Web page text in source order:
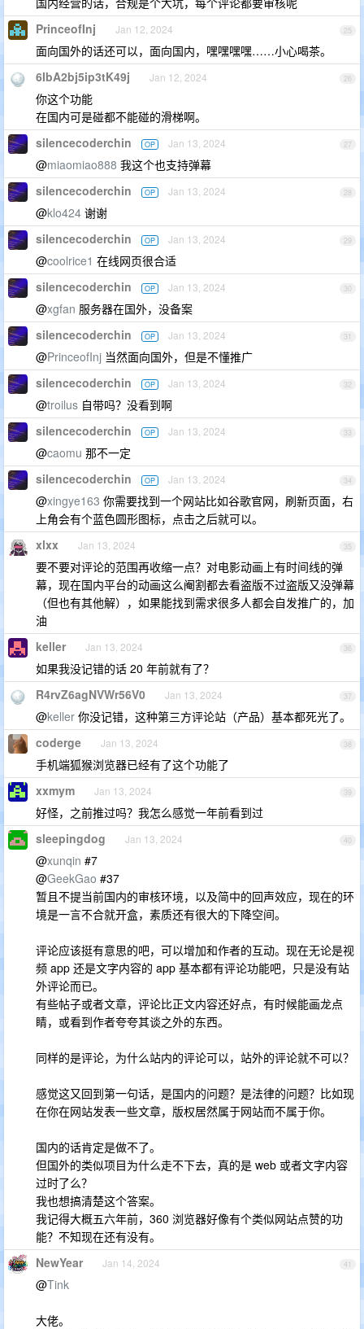
25
PrinceofInj Jan 12, 2024
面向国外的话还可以，面向国内，嘿嘿嘿嘿……小心喝茶。
26
6IbA2bj5ip3tK49j Jan 12, 2024
你这个功能
在国内可是碰都不能碰的滑梯啊。
27
silencecoderchin OP Jan 13, 2024
@miaomiao888 我这个也支持弹幕
28
silencecoderchin OP Jan 13, 2024
@klo424 谢谢
29
silencecoderchin OP Jan 13, 2024
@coolrice1 在线网页很合适
30
silencecoderchin OP Jan 13, 2024
@xgfan 服务器在国外，没备案
31
silencecoderchin OP Jan 13, 2024
@PrinceofInj 当然面向国外，但是不懂推广
32
silencecoderchin OP Jan 13, 2024
@troilus 自带吗？没看到啊
33
silencecoderchin OP Jan 13, 2024
@caomu 那不一定
34
silencecoderchin OP Jan 13, 2024
@xingye163 你需要找到一个网站比如谷歌官网，刷新页面，右
上角会有个蓝色圆形图标，点击之后就可以。
35
xlxx Jan 13, 2024
要不要对评论的范围再收缩一点？对电影动画上有时间线的弹
幕，现在国内平台的动画这么阉割都去看盗版不过盗版又没弹幕
（但也有其他解），如果能找到需求很多人都会自发推广的，加
油
36
keller Jan 13, 2024
如果我没记错的话 20 年前就有了？
37
R4rvZ6agNVWr56V0 Jan 13, 2024
@keller 你没记错，这种第三方评论站（产品）基本都死光了。
38
coderge Jan 13, 2024
手机端狐猴浏览器已经有了这个功能了
39
xxmym Jan 13, 2024
好怪，之前推过吗？我怎么感觉一年前看到过
40
sleepingdog Jan 13, 2024
@xunqin #7
@GeekGao #37
暂且不提当前国内的审核环境，以及简中的回声效应，现在的环
境是一言不合就开盒，素质还有很大的下降空间。
评论应该挺有意思的吧，可以增加和作者的互动。现在无论是视
频 app 还是文字内容的 app 基本都有评论功能吧，只是没有站
外评论而已。
有些帖子或者文章，评论比正文内容还好点，有时候能画龙点
睛，或看到作者夸夸其谈之外的东西。
同样的是评论，为什么站内的评论可以，站外的评论就不可以？
感觉这又回到第一句话，是国内的问题？是法律的问题？比如现
在你在网站发表一些文章，版权居然属于网站而不属于你。
国内的话肯定是做不了。
但国外的类似项目为什么走不下去，真的是 web 或者文字内容
过时了么？
我也想搞清楚这个答案。
我记得大概五六年前，360 浏览器好像有个类似网站点赞的功
能？不知现在还有没有。
41
NewYear Jan 14, 2024
@Tink
大佬。